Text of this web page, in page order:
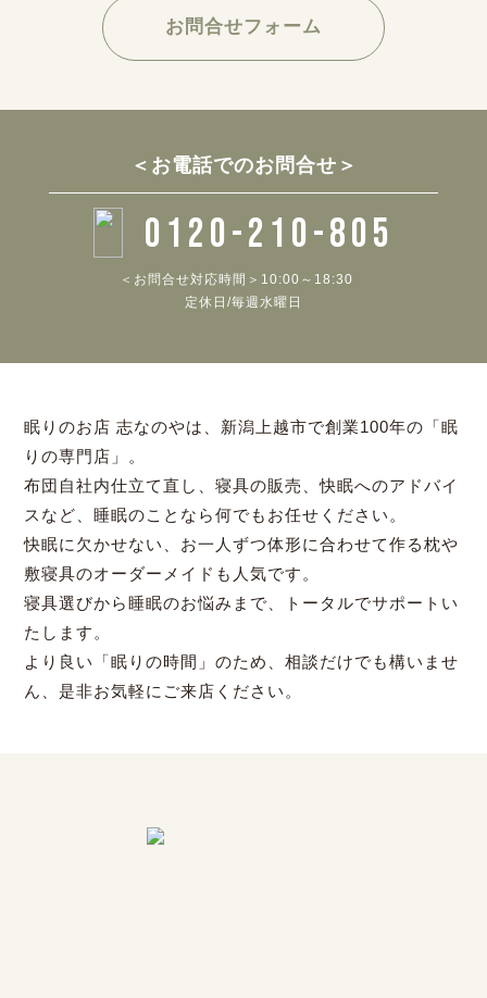
お問合せフォーム
＜お電話でのお問合せ＞
0120-210-805
＜お問合せ対応時間＞10:00～18:30
定休日/毎週水曜日
眠りのお店 志なのやは、新潟上越市で創業100年の「眠
りの専門店」。
布団自社内仕立て直し、寝具の販売、快眠へのアドバイ
スなど、睡眠のことなら何でもお任せください。
快眠に欠かせない、お一人ずつ体形に合わせて作る枕や
敷寝具のオーダーメイドも人気です。
寝具選びから睡眠のお悩みまで、トータルでサポートい
たします。
より良い「眠りの時間」のため、相談だけでも構いませ
ん、是非お気軽にご来店ください。